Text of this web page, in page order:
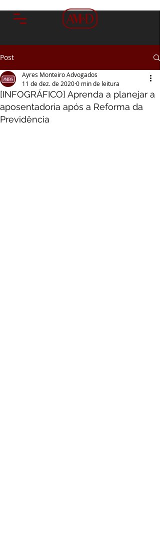
Post
[INFOGRÁFICO] Aprenda a planejar a
aposentadoria após a Reforma da
Previdência
Ayres Monteiro Advogados
11 de dez. de 20200 min de leitura